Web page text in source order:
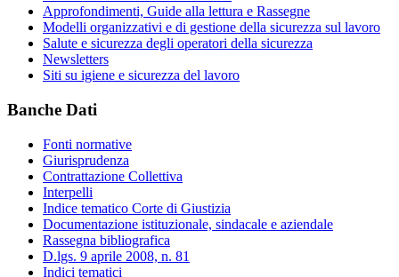
Approfondimenti, Guide alla lettura e Rassegne
Modelli organizzativi e di gestione della sicurezza sul lavoro
Salute e sicurezza degli operatori della sicurezza
Newsletters
Siti su igiene e sicurezza del lavoro
Banche Dati
Fonti normative
Giurisprudenza
Contrattazione Collettiva
Interpelli
Indice tematico Corte di Giustizia
Documentazione istituzionale, sindacale e aziendale
Rassegna bibliografica
D.lgs. 9 aprile 2008, n. 81
Indici tematici